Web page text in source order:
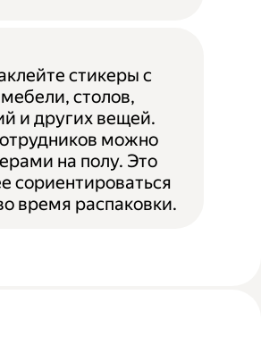
стикеры с
столов,
и других вещей.
можно
на полу. Это
сориентироваться
время распаковки.